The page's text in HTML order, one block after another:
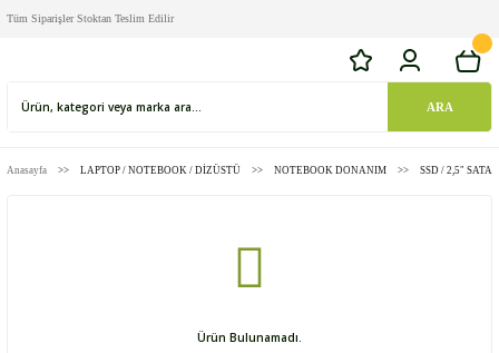
Tüm Siparişler Stoktan Teslim Edilir
ARA
Anasayfa LAPTOP / NOTEBOOK / DİZÜSTÜ NOTEBOOK DONANIM SSD / 2,5" SATA
Ürün Bulunamadı.